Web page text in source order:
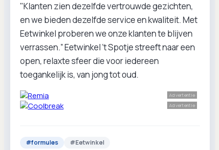
"Klanten zien dezelfde vertrouwde gezichten,
en we bieden dezelfde service en kwaliteit. Met
Eetwinkel proberen we onze klanten te blijven
verrassen.” Eetwinkel ’t Spotje streeft naar een
open, relaxte sfeer die voor iedereen
toegankelijk is, van jong tot oud.
Advertentie
Advertentie
#formules #Eetwinkel